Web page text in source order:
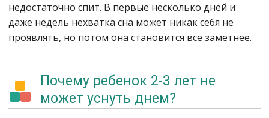
недостаточно спит. В первые несколько дней и
даже недель нехватка сна может никак себя не
проявлять, но потом она становится все заметнее.
Почему ребенок 2-3 лет не
может уснуть днем?